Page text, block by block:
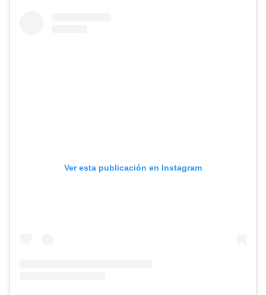
Ver esta publicación en Instagram